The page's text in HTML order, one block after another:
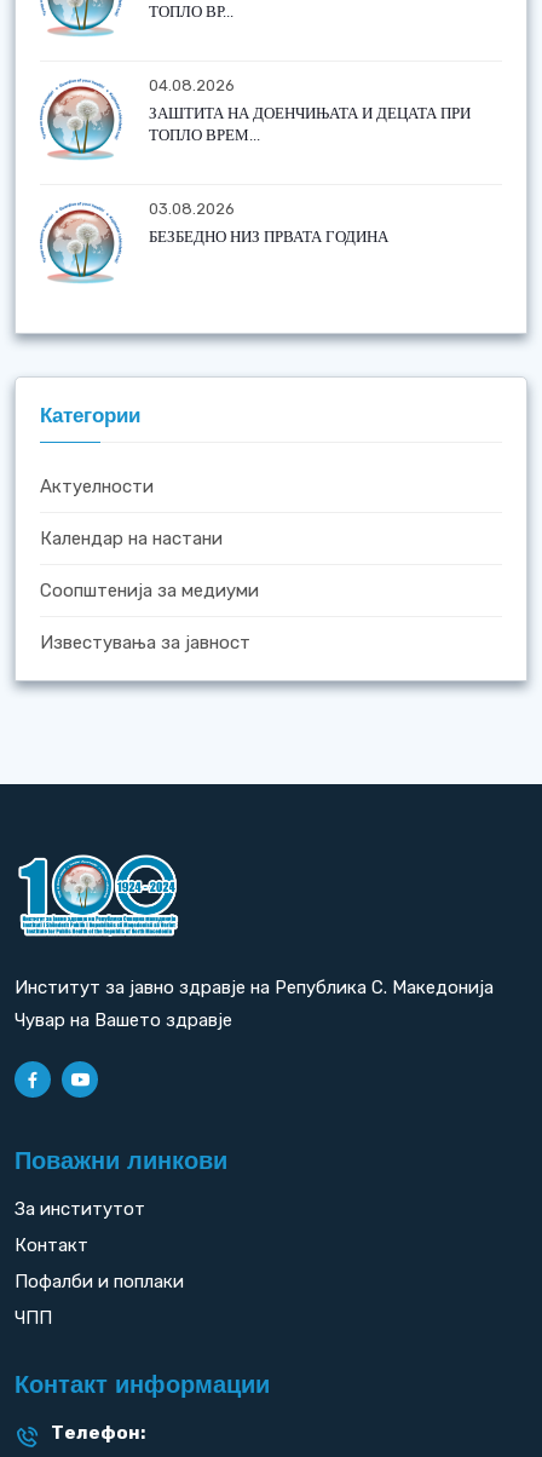
ТОПЛО ВР...
04.08.2026
ЗАШТИТА НА ДОЕНЧИЊАТА И ДЕЦАТА ПРИ
ТОПЛО ВРЕМ...
03.08.2026
БЕЗБЕДНО НИЗ ПРВАТА ГОДИНА
Категории
Актуелности
Календар на настани
Соопштенија за медиуми
Известувања за јавност
Институт за јавно здравје на Република С. Македонија
Чувар на Вашето здравје
Поважни линкови
За институтот
Контакт
Пофалби и поплаки
ЧПП
Контакт информации
Телефон: